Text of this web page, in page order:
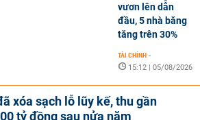
vươn lên dẫn
đầu, 5 nhà băng
tăng trên 30%
TÀI CHÍNH -
15:12 | 05/08/2026
xóa sạch lỗ lũy kế, thu gần
tỷ đồng sau nửa năm